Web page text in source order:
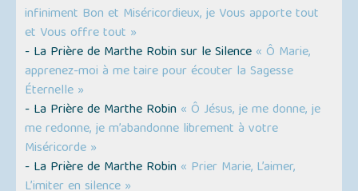
infiniment Bon et Miséricordieux, je Vous apporte tout
et Vous offre tout »
- La Prière de Marthe Robin sur le Silence « Ô Marie,
apprenez-moi à me taire pour écouter la Sagesse
Éternelle »
- La Prière de Marthe Robin « Ô Jésus, je me donne, je
me redonne, je m’abandonne librement à votre
Miséricorde »
- La Prière de Marthe Robin « Prier Marie, L’aimer,